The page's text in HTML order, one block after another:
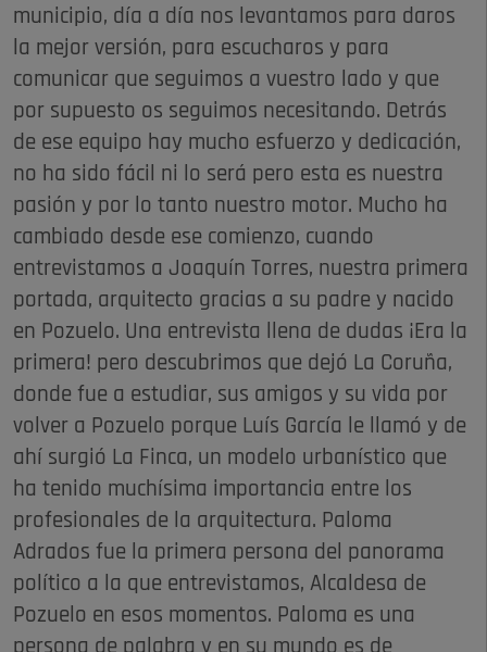
municipio, día a día nos levantamos para daros
la mejor versión, para escucharos y para
comunicar que seguimos a vuestro lado y que
por supuesto os seguimos necesitando. Detrás
de ese equipo hay mucho esfuerzo y dedicación,
no ha sido fácil ni lo será pero esta es nuestra
pasión y por lo tanto nuestro motor. Mucho ha
cambiado desde ese comienzo, cuando
entrevistamos a Joaquín Torres, nuestra primera
portada, arquitecto gracias a su padre y nacido
en Pozuelo. Una entrevista llena de dudas ¡Era la
primera! pero descubrimos que dejó La Coruña,
donde fue a estudiar, sus amigos y su vida por
volver a Pozuelo porque Luís García le llamó y de
ahí surgió La Finca, un modelo urbanístico que
ha tenido muchísima importancia entre los
profesionales de la arquitectura. Paloma
Adrados fue la primera persona del panorama
político a la que entrevistamos, Alcaldesa de
Pozuelo en esos momentos. Paloma es una
persona de palabra y en su mundo es de